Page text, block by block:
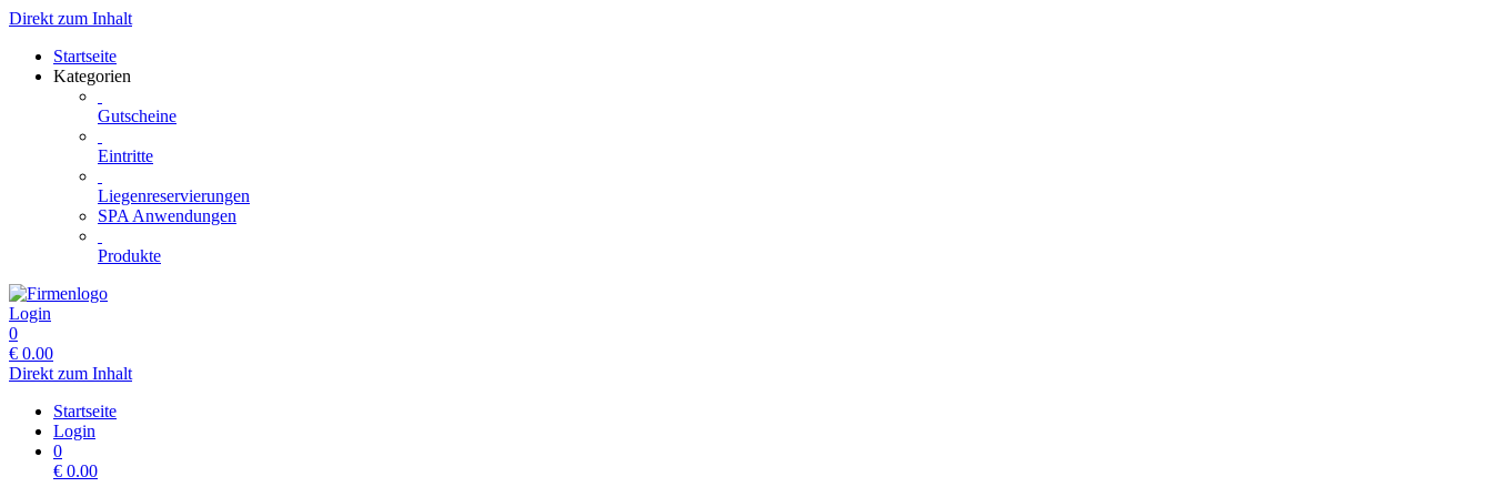
Direkt zum Inhalt
Startseite
Kategorien
Gutscheine
Eintritte
Liegenreservierungen
SPA Anwendungen
Produkte
Login
0
€ 0.00
Direkt zum Inhalt
Startseite
Login
0
€ 0.00